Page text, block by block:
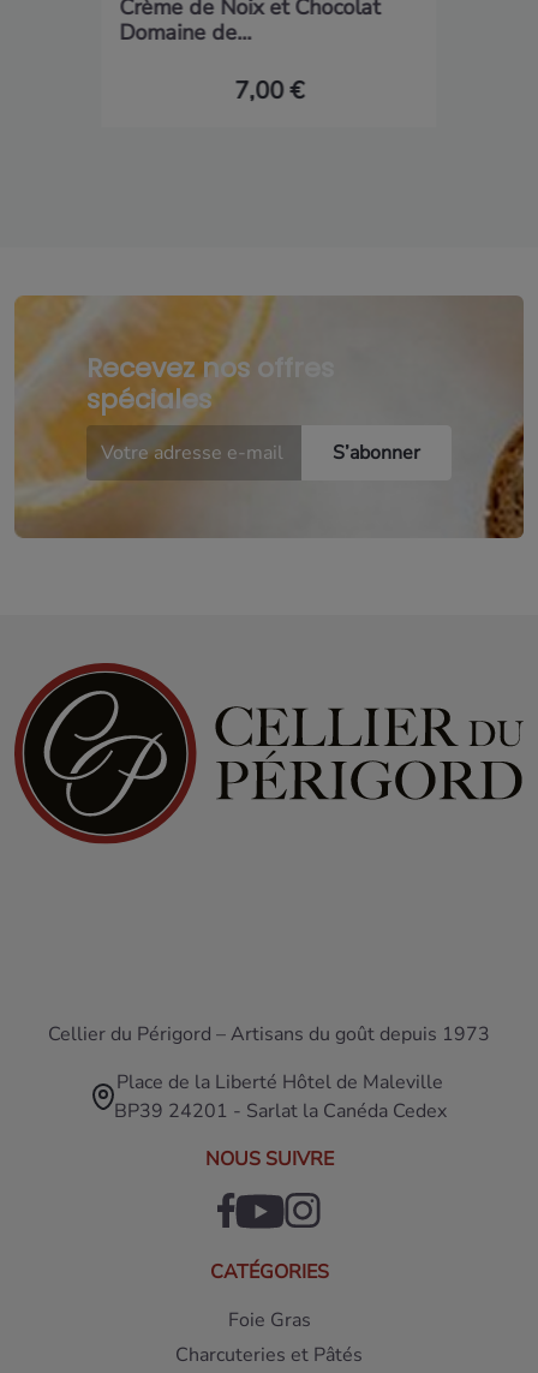
Crème de Noix et Chocolat
Domaine de...
7,00 €
Recevez nos offres
spéciales
Cellier du Périgord – Artisans du goût depuis 1973
Place de la Liberté Hôtel de Maleville
BP39 24201 - Sarlat la Canéda Cedex
NOUS SUIVRE
CATÉGORIES
Foie Gras
Charcuteries et Pâtés